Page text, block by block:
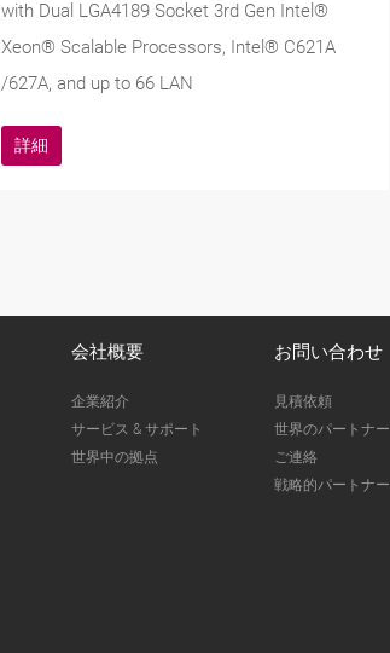
with Dual LGA4189 Socket 3rd Gen Intel®
Xeon® Scalable Processors, Intel® C621A
/627A, and up to 66 LAN
詳細
会社概要
企業紹介
サービス & サポート
世界中の拠点
お問い合わせ
見積依頼
世界のパートナー
ご連絡
戦略的パートナー